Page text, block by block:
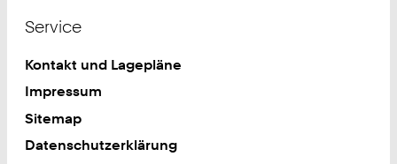
Service
Kontakt und Lagepläne
Impressum
Sitemap
Datenschutzerklärung